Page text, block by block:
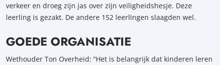
verkeer en droeg zijn jas over zijn veiligheidshesje. Deze
leerling is gezakt. De andere 152 leerlingen slaagden wel.
GOEDE ORGANISATIE
Wethouder Ton Overheid: “Het is belangrijk dat kinderen leren